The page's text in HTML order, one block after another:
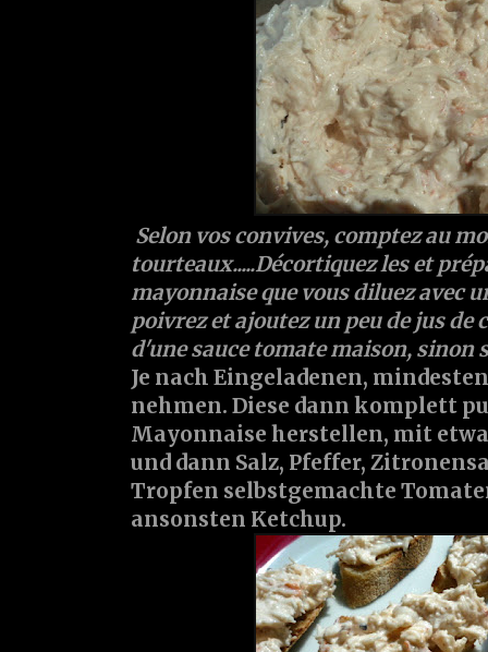
Selon vos convives, comptez au
tourteaux.....Décortiquez les et
mayonnaise que vous diluez avec
poivrez et ajoutez un peu de jus
d'une sauce tomate maison, sinon
Je nach Eingeladenen,
nehmen. Diese dann komplett
Mayonnaise herstellen, mit
und dann Salz, Pfeffer,
Tropfen selbstgemachte
ansonsten Ketchup.